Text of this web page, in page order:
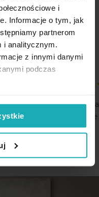
i
Informacje o tym, jak
partnerom
i analitycznym.
z innymi danymi
podczas
5%
niektóre opinie tutaj.
Przejrzysta i
oraz
06-08-2026